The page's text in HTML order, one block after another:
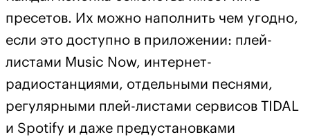
пресетов. Их можно наполнить чем угодно,
если это доступно в приложении: плей-
листами Music Now, интернет-
радиостанциями, отдельными песнями,
регулярными плей-листами сервисов TIDAL
и Spotify и даже предустановками